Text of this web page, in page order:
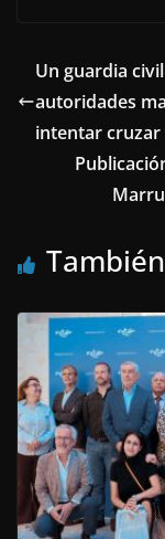
Un guardia
autoridades
intentar cruzar